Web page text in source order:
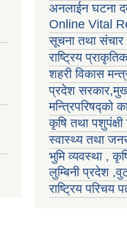
अनलाईन घटना
Online Vital
सूचना तथा संचार
राष्ट्रिय
शहरी विकास
प्रदेश
मन्त्रिपरिषद्को
कृषि तथा
स्वास्थ्य तथा
भुमि व्यवस्था ,
लुम्बिनी प्रदेश
राष्ट्रिय परिचय